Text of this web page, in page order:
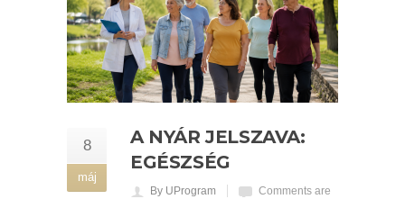
8
máj
A NYÁR JELSZAVA:
EGÉSZSÉG
By UProgram
Comments are